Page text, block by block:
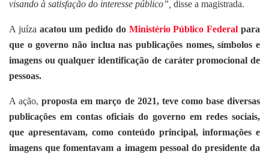
visando à satisfação do interesse público”, disse a magistrada.
A juíza acatou um pedido do Ministério Público Federal para
que o governo não inclua nas publicações nomes, símbolos e
imagens ou qualquer identificação de caráter promocional de
pessoas.
A ação,proposta em março de 2021, teve como base diversas
publicações em contas oficiais do governo em redes sociais,
que apresentavam, como conteúdo principal, informações e
imagens que fomentavam a imagem pessoal do presidente da